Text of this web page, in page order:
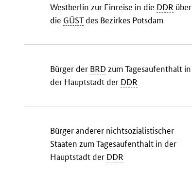
Westberlin zur Einreise in die DDR über
die GÜSTdes Bezirkes Potsdam
Bürger der BRD zum Tagesaufenthalt in
der Hauptstadt der DDR
Bürger anderer nichtsozialistischer
Staaten zum Tagesaufenthalt in der
Hauptstadt der DDR